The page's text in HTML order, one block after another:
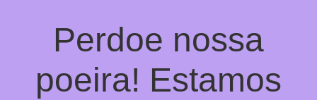
Perdoe nossa
poeira! Estamos